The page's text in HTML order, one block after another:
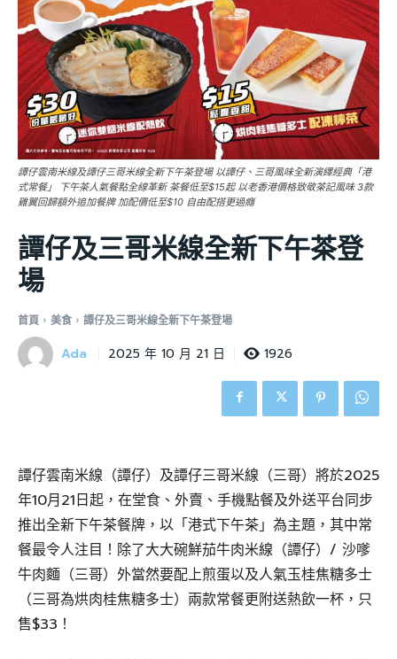
譚仔雲南米線及譚仔三哥米線全新下午茶登場 以譚仔、三哥風味全新演繹經典「港
式常餐」 下午茶人氣餐點全線革新 茶餐低至$15起 以老香港價格致敬茶記風味 3款
雞翼回歸額外追加餐牌 加配價低至$10 自由配搭更過癮
譚仔及三哥米線全新下午茶登
場
首頁 美食 譚仔及三哥米線全新下午茶登場
Ada 2025 年 10 月 21 日 1926
譚仔雲南米線（譚仔）及譚仔三哥米線（三哥）將於2025
年10月21日起，在堂食、外賣、手機點餐及外送平台同步
推出全新下午茶餐牌，以「港式下午茶」為主題，其中常
餐最令人注目！除了大大碗鮮茄牛肉米線（譚仔）/ 沙嗲
牛肉麵（三哥）外當然要配上煎蛋以及人氣玉桂焦糖多士
（三哥為烘肉桂焦糖多士）兩款常餐更附送熱飲一杯，只
售$33！